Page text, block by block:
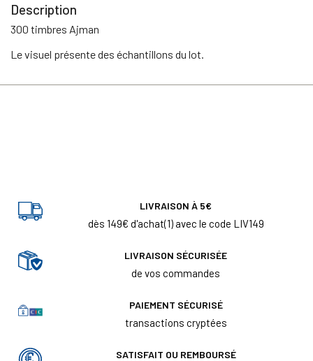
Description
300 timbres Ajman
Le visuel présente des échantillons du lot.
LIVRAISON À 5€
dès 149€ d'achat(1) avec le code LIV149
LIVRAISON SÉCURISÉE
de vos commandes
PAIEMENT SÉCURISÉ
transactions cryptées
SATISFAIT OU REMBOURSÉ